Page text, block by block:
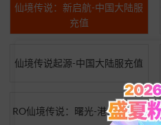
仙境传说：新启航-中国大陆服
充值
仙境传说起源-中国大陆服充值
RO仙境传说：曙光-港台服充值